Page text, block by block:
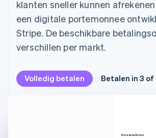
klanten sneller kunnen
een digitale portemonnee
Stripe. De beschikbare
verschillen per markt.
Volledig betalen Betalen in 3 of
Betaalmethode